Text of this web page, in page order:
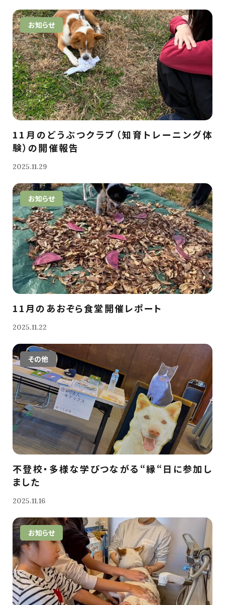
お知らせ
11月のどうぶつクラブ（知育トレーニング体
験）の開催報告
2025.11.29
お知らせ
11月のあおぞら食堂開催レポート
2025.11.22
その他
不登校・多様な学びつながる“縁“日に参加し
ました
2025.11.16
お知らせ